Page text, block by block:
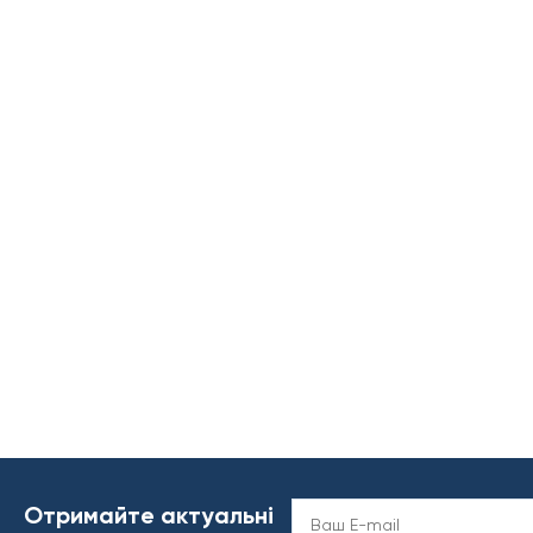
Отримайте актуальні